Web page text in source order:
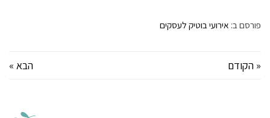
פורסם ב: אירועי בוטיק לעסקים
« הקודם הבא »